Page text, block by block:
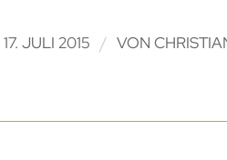
17. JULI 2015 / VON